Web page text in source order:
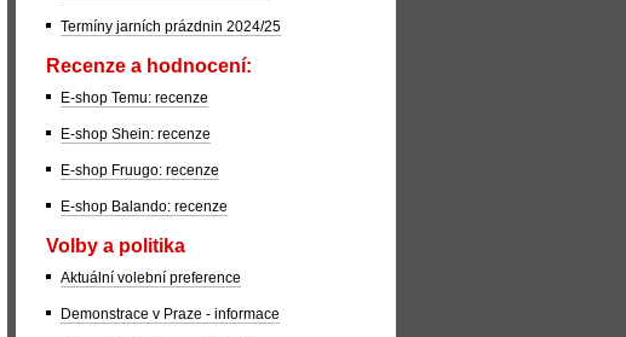
Termíny jarních prázdnin 2024/25
Recenze a hodnocení:
E-shop Temu: recenze
E-shop Shein: recenze
E-shop Fruugo: recenze
E-shop Balando: recenze
Volby a politika
Aktuální volební preference
Demonstrace v Praze - informace